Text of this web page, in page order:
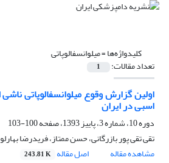
کلیدواژه‌ها =میلوانسفالوپاتی
تعداد مقالات: 1
اسبی در ایران
دوره 10، شماره 3، پاییز 1393، صفحه
100-103
تقی تقی پور بازرگانی، حسن ممتاز، فریدرضا
مشاهده مقاله
اصل مقاله 243.81 K